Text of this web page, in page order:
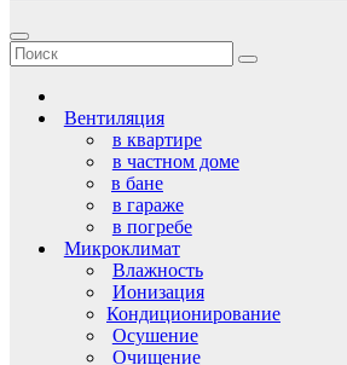
Вентиляция
в квартире
в частном доме
в бане
в гараже
в погребе
Микроклимат
Влажность
Ионизация
Кондиционирование
Осушение
Очищение